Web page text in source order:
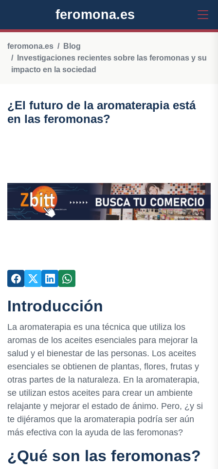
feromona.es
feromona.es
Blog
Investigaciones recientes sobre las feromonas y su
impacto en la sociedad
¿El futuro de la aromaterapia está
en las feromonas?
Introducción
La aromaterapia es una técnica que utiliza los
aromas de los aceites esenciales para mejorar la
salud y el bienestar de las personas. Los aceites
esenciales se obtienen de plantas, flores, frutas y
otras partes de la naturaleza. En la aromaterapia,
se utilizan estos aceites para crear un ambiente
relajante y mejorar el estado de ánimo. Pero, ¿y si
te dijéramos que la aromaterapia podría ser aún
más efectiva con la ayuda de las feromonas?
¿Qué son las feromonas?